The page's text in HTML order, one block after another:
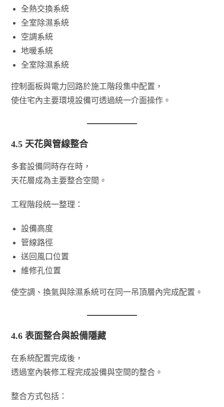
全熱交換系統
全室除濕系統
空調系統
地暖系統
全室除濕系統
控制面板與電力回路於施工階段集中配置，
使住宅內主要環境設備可透過統一介面操作。
4.5 天花與管線整合
多套設備同時存在時，
天花層成為主要整合空間。
工程階段統一整理：
設備高度
管線路徑
送回風口位置
維修孔位置
使空調、換氣與除濕系統可在同一吊頂層內完成配置。
4.6 表面整合與設備隱藏
在系統配置完成後，
透過室內裝修工程完成設備與空間的整合。
整合方式包括：